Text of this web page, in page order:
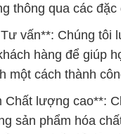
thông qua các đặc
vấn**: Chúng tôi
hàng để giúp
một cách thành
Chất lượng cao**:
sản phẩm hóa